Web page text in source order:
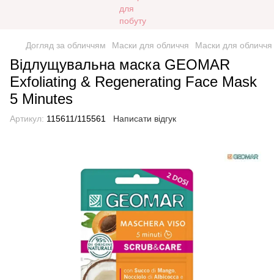
Догляд за обличчям Маски для обличчя Маски для
Відлущувальна маска GEOMAR
Exfoliating & Regenerating Face Mask
5 Minutes
Артикул: 115611/115561 Написати відгук